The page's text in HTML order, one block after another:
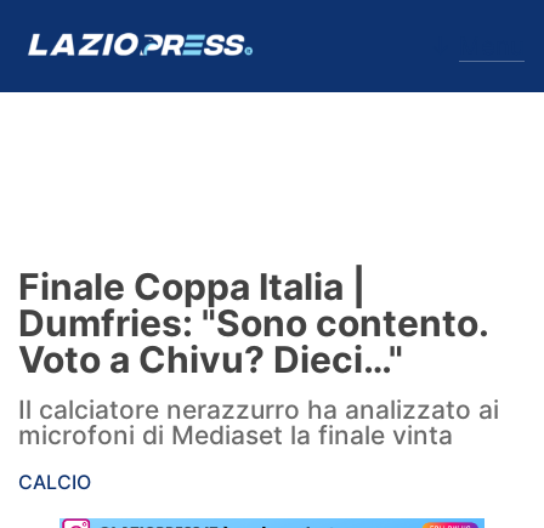
Formello
Infortuni
Primavera
Calciomercato
Finale Coppa Italia |
Dumfries: "Sono contento.
Voto a Chivu? Dieci…"
Il calciatore nerazzurro ha analizzato ai
microfoni di Mediaset la finale vinta
CALCIO